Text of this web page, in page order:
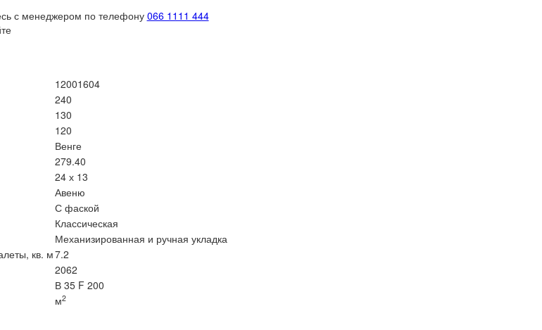
с менеджером по телефону 066 1111 444
12001604
240
130
120
Венге
279.40
24 х 13
Авеню
С фаской
Классическая
Механизированная и ручная укладка
кв. м7.2
2062
В 35 F 200
м2